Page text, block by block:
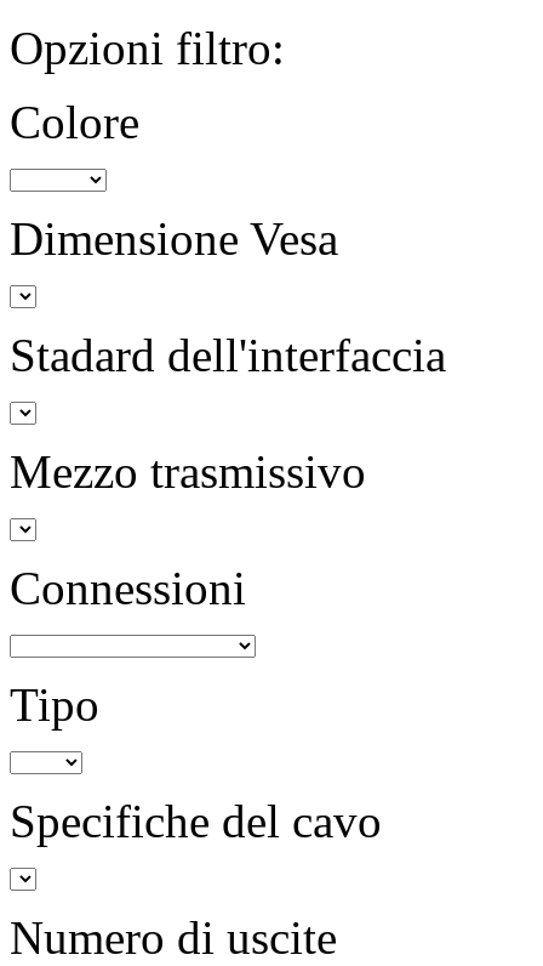
Opzioni filtro:
Colore
Dimensione Vesa
Stadard dell'interfaccia
Mezzo trasmissivo
Connessioni
Tipo
Specifiche del cavo
Numero di uscite